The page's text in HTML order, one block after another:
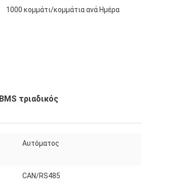
1000 κομμάτι/κομμάτια ανά Ημέρα
τριαδικός
Αυτόματος
CAN/RS485